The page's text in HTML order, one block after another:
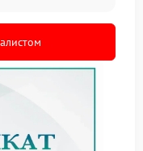
но
устройство
или
в случайном
хотя